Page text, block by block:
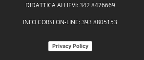
DIDATTICA ALLIEVI: 342 8476669
INFO CORSI ON-LINE: 393 8805153
Privacy Policy